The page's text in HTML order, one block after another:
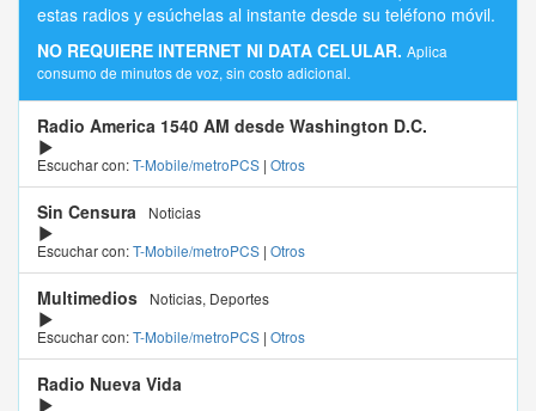
estas radios y esúchelas al instante desde su teléfono móvil.
NO REQUIERE INTERNET NI DATA CELULAR. Aplica
consumo de minutos de voz, sin costo adicional.
Radio America 1540 AM desde Washington D.C.
Escuchar con:T-Mobile/metroPCS | Otros
Sin Censura
Noticias
Escuchar con:T-Mobile/metroPCS | Otros
Multimedios
Noticias, Deportes
Escuchar con:T-Mobile/metroPCS | Otros
Radio Nueva Vida